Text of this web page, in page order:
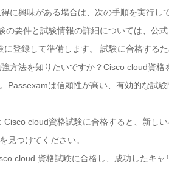
に興味がある場合は、次の手順を実行し
の要件と試験情報の詳細については、公式
登録して準備します。 試験に合格する
方法を知りたいですか？Cisco cloud資
Passexamは信頼性が高い、有効的な試
Cisco cloud資格試験に合格すると、新し
見つけてください。
cloud 資格試験に合格し、成功したキャ